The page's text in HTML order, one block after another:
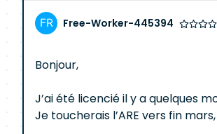
Free-Worker-445394
Bonjour,
J’ai été licencié il y a quelques
Je toucherais l’ARE vers fin